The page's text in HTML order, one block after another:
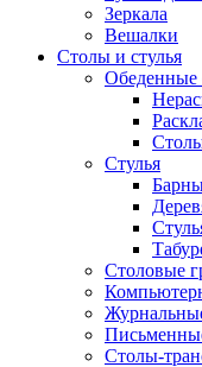
Зеркала
Вешалки
Столы и стулья
Обеденные
Стулья
Столовые
Столы-